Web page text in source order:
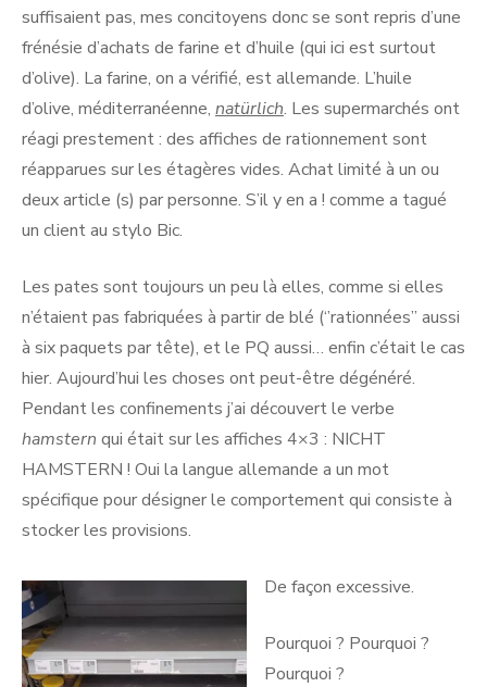
suffisaient pas, mes concitoyens donc se sont repris d’une
frénésie d’achats de farine et d’huile (qui ici est surtout
d’olive). La farine, on a vérifié, est allemande. L’huile
d’olive, méditerranéenne, natürlich. Les supermarchés ont
réagi prestement : des affiches de rationnement sont
réapparues sur les étagères vides. Achat limité à un ou
deux article (s) par personne. S’il y en a ! comme a tagué
un client au stylo Bic.
Les pates sont toujours un peu là elles, comme si elles
n’étaient pas fabriquées à partir de blé (‘’rationnées’’ aussi
à six paquets par tête), et le PQ aussi… enfin c’était le cas
hier. Aujourd’hui les choses ont peut-être dégénéré.
Pendant les confinements j’ai découvert le verbe
hamstern qui était sur les affiches 4×3 : NICHT
HAMSTERN ! Oui la langue allemande a un mot
spécifique pour désigner le comportement qui consiste à
stocker les provisions.
De façon excessive.
Pourquoi ? Pourquoi ?
Pourquoi ?